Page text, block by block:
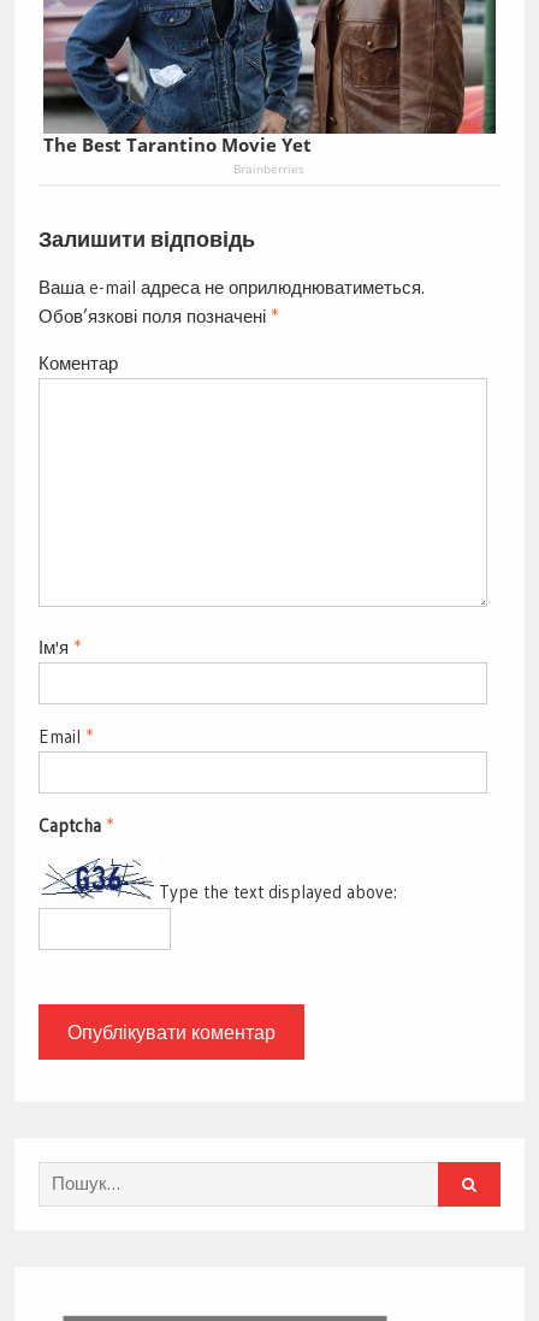
The Best Tarantino Movie Yet
Brainberries
Залишити відповідь
Ваша e-mail адреса не оприлюднюватиметься.
Обов’язкові поля позначені *
Коментар
Ім'я *
Email *
Captcha *
Type the text displayed above:
Search
for: